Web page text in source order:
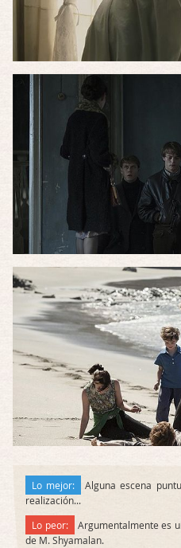
Lo mejor:
Alguna escena
realización...
Lo peor:
Argumentalmente es
de M. Shyamalan.